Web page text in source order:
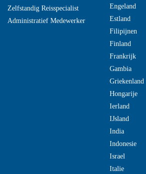
Zelfstandig Reisspecialist
Administratief Medewerker
Engeland
Estland
Filipijnen
Finland
Frankrijk
Gambia
Griekenland
Hongarije
Ierland
IJsland
India
Indonesie
Israel
Italie